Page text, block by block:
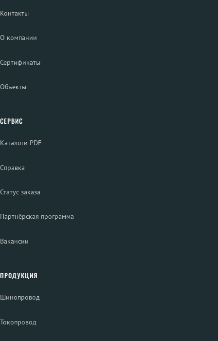
Контакты
О компании
Сертификаты
Объекты
СЕРВИС
Каталоги PDF
Справка
Статус заказа
Партнёрская программа
Вакансии
ПРОДУКЦИЯ
Шинопровод
Токопровод